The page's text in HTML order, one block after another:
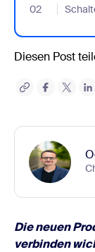
02
- Jumplink to
Diesen Post
Die neuen
verbinden